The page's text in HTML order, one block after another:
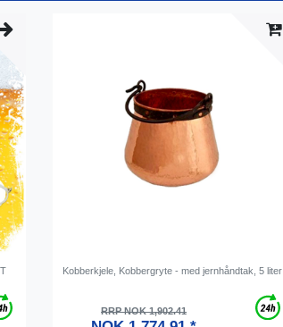
Kobberkjele, Kobbergryte - med jernhåndtak, 5 liter
RRP NOK 1,902.41